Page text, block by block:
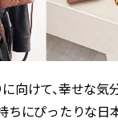
向けて、幸せな気
ちにぴったりな日